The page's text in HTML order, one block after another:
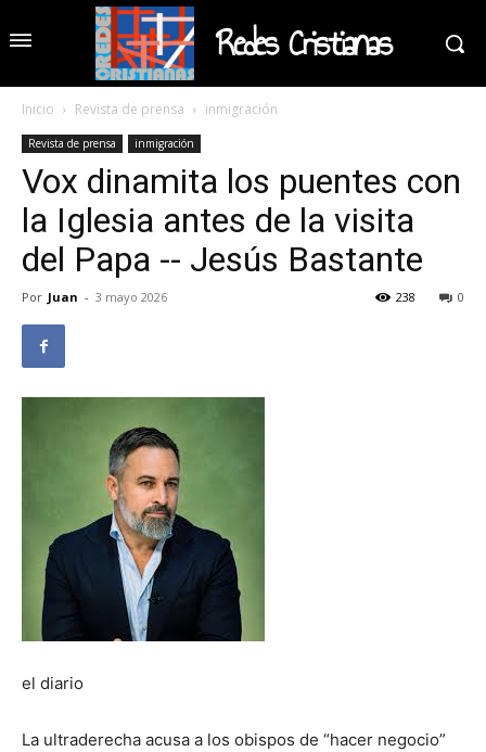
Redes Cristianas
Inicio Revista de prensa inmigración
Revista de prensa inmigración
Vox dinamita los puentes con
la Iglesia antes de la visita
del Papa -- Jesús Bastante
Por Juan - 3 mayo 2026 0
238
el diario
La ultraderecha acusa a los obispos de “hacer negocio”